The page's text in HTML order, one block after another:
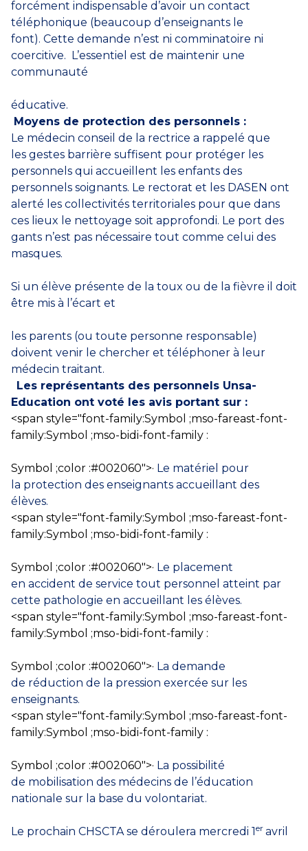
forcément indispensable d’avoir un contact
téléphonique (beaucoup d’enseignants le
font). Cette demande n’est ni comminatoire ni
coercitive. L’essentiel est de maintenir une
communauté
éducative.
Moyens de protection des personnels :
Le médecin conseil de la rectrice a rappelé que
les gestes barrière suffisent pour protéger les
personnels qui accueillent les enfants des
personnels soignants. Le rectorat et les DASEN ont
alerté les collectivités territoriales pour que dans
ces lieux le nettoyage soit approfondi. Le port des
gants n’est pas nécessaire tout comme celui des
masques.
Si un élève présente de la toux ou de la fièvre il doit
être mis à l’écart et
les parents (ou toute personne responsable)
doivent venir le chercher et téléphoner à leur
médecin traitant.
Les représentants des personnels Unsa-
Education ont voté les avis portant sur :
<span style="font-family:Symbol ;mso-fareast-font-
family:Symbol ;mso-bidi-font-family :
Symbol ;color :#002060″>· Le matériel pour
la protection des enseignants accueillant des
élèves.
<span style="font-family:Symbol ;mso-fareast-font-
family:Symbol ;mso-bidi-font-family :
Symbol ;color :#002060″>· Le placement
en accident de service tout personnel atteint par
cette pathologie en accueillant les élèves.
<span style="font-family:Symbol ;mso-fareast-font-
family:Symbol ;mso-bidi-font-family :
Symbol ;color :#002060″>· La demande
de réduction de la pression exercée sur les
enseignants.
<span style="font-family:Symbol ;mso-fareast-font-
family:Symbol ;mso-bidi-font-family :
Symbol ;color :#002060″>· La possibilité
de mobilisation des médecins de l’éducation
nationale sur la base du volontariat.
Le prochain CHSCTA se déroulera mercredi 1er avril